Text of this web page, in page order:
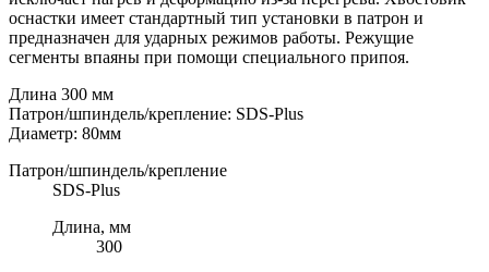
оснастки имеет стандартный тип установки в патрон и
предназначен для ударных режимов работы. Режущие
сегменты впаяны при помощи специального припоя.
Длина 300 мм
Патрон/шпиндель/крепление: SDS-Plus
Диаметр: 80мм
Патрон/шпиндель/крепление
SDS-Plus
Длина, мм
300